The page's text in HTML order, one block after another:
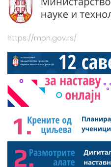
https://mpn.gov.rs/